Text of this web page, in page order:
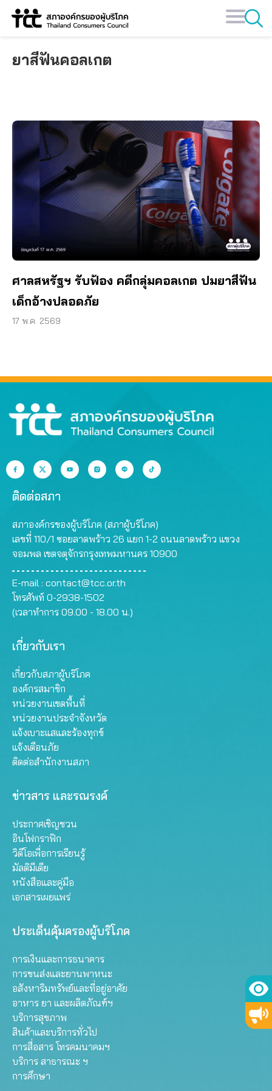
Skip
ยาสีฟันคอลเกต
ศาลสหรัฐฯ รับฟ้อง คดีกลุ่มคอลเกต ปมยาสีฟัน
เด็กอ้างปลอดภัย
17 พ.ค. 2569
ติดต่อสภา
สภาองค์กรของผู้บริโภค (สภาผู้บริโภค)
เลขที่ 110/1 ซอยลาดพร้าว 26 แยก 1-2 ถนนลาดพร้าว แขวง
จอมพล เขตจตุจักรกรุงเทพมหานคร 10900
E-mail : contact@tcc.or.th
โทรศัพท์ 0-2938-1502
(เวลาทำการ 09.00 - 18.00 น.)
เกี่ยวกับเรา
เกี่ยวกับสภาผู้บริโภค
องค์กรสมาชิก
หน่วยงานเขตพื้นที่
หน่วยงานประจำจังหวัด
แจ้งเบาะแสและร้องทุกข์
แจ้งเตือนภัย
ติดต่อสำนักงานสภา
ข่าวสาร และรณรงค์
ประกาศเชิญชวน
อินโฟกราฟิก
วิดีโอเพื่อการเรียนรู้
มัลติมีเดีย
หนังสือและคู่มือ
เอกสารเผยแพร่
ประเด็นคุ้มครองผู้บริโภค
การเงินและการธนาคาร
การขนส่งและยานพาหนะ
อสังหาริมทรัพย์และที่อยู่อาศัย
อาหาร ยา และผลิตภัณฑ์ฯ
บริการสุขภาพ
สินค้าและบริการทั่วไป
การสื่อสาร โทรคมนาคมฯ
บริการ สาธารณะ ฯ
การศึกษา